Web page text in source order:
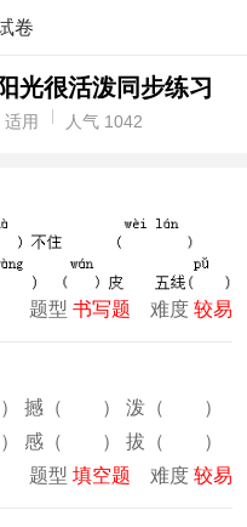
卷
光很活泼同步练习
适用 人气 1042
题型 书写题 难度 较易
撼（ ） 泼（ ）
感（ ） 拔（ ）
题型 填空题 难度 较易